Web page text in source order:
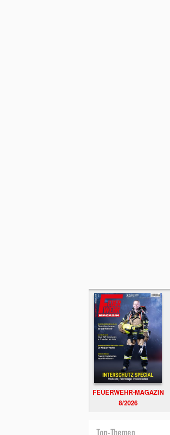
FEUERWEHR-MAGAZIN
8/2026
Top-Themen